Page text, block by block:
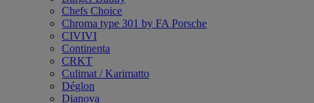
Chefs Choice
Chroma type 301 by FA Porsche
CIVIVI
Continenta
CRKT
Culimat / Karimatto
Déglon
Dianova